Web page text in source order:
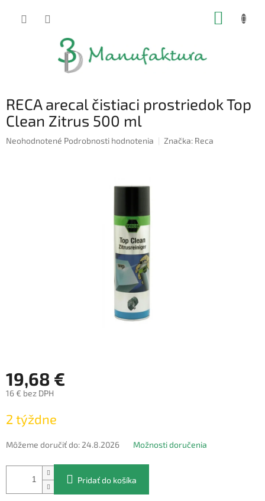
RECA arecal čistiaci prostriedok Top
Clean Zitrus 500 ml
Priemerné
Neohodnotené Podrobnosti hodnotenia Značka: Reca
19,68 €
16 € bez DPH
cena:
2 týždne
Môžeme doručiť do:24.8.2026 Možnosti doručenia
Pridať do košíka